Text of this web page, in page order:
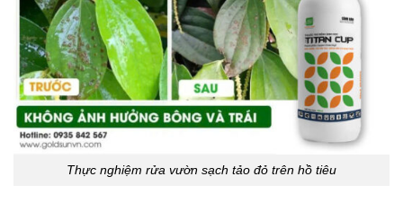
Thực nghiệm rửa vườn sạch tảo đỏ trên hồ tiêu